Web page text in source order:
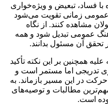
با فساد، تبعیض و ویژه‌خواری
عمومی زمانی تقویت می‌شود
مشاهده کنند. از نگاه
عمومی تبدیل شود و همه
تحقق آن مسئول بدانند.
همچنین بر این نکته تأکید
تدریجی اما مستمر است و
حرکت در این مسیر بازماند. به
مطالبات و توصیه‌های
است.